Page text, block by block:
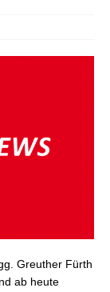
Greuther Fürth
ab heute